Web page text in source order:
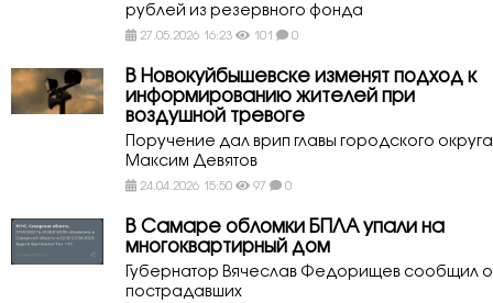
рублей из резервного фонда
27.05.2026 16:23 101 0
В Новокуйбышевске изменят подход к
информированию жителей при
воздушной тревоге
Поручение дал врип главы городского округа
Максим Девятов
24.04.2026 15:50 97 0
В Самаре обломки БПЛА упали на
многоквартирный дом
Губернатор Вячеслав Федорищев сообщил о
пострадавших